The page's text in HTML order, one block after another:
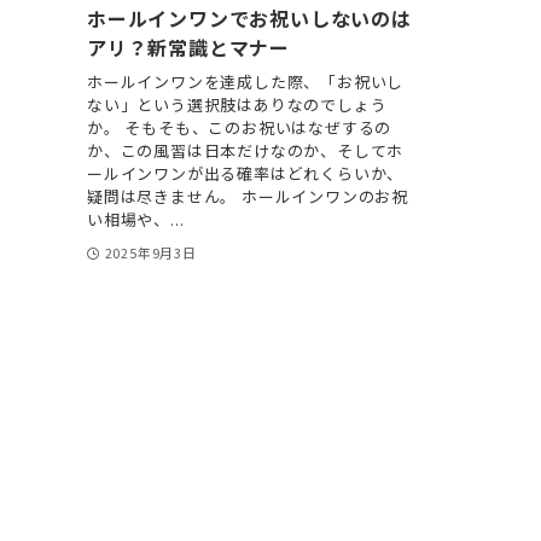
ホールインワンでお祝いしないのは
アリ？新常識とマナー
ホールインワンを達成した際、「お祝いし
ない」という選択肢はありなのでしょう
か。 そもそも、このお祝いはなぜするの
か、この風習は日本だけなのか、そしてホ
ールインワンが出る確率はどれくらいか、
疑問は尽きません。 ホールインワンのお祝
い相場や、...
2025年9月3日